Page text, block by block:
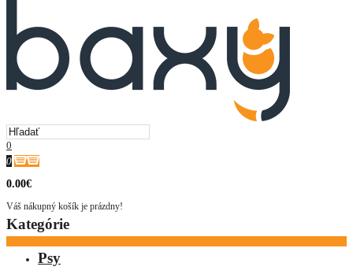
0
0
0.00€
Váš nákupný košík je prázdny!
Kategórie
Psy